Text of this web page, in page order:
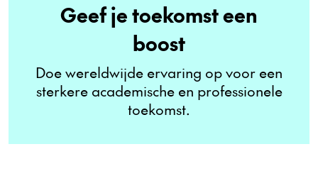
Geef je toekomst een
boost
Doe wereldwijde ervaring op voor een
sterkere academische en professionele
toekomst.